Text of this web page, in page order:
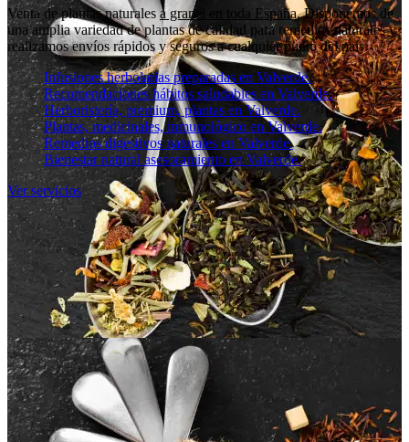
Venta de plantas naturalesa granel en toda España. Disponemos de
una amplia variedad de plantas de calidad para remedios naturales y
realizamos envíos rápidos y seguros a cualquier punto del país.
Infusiones herbolarias preparadas en Valverde.
Recomendaciones hábitos saludables en Valverde.
Herboristería, premium, plantas en Valverde.
Plantas, medicinales, inmunológico en Valverde.
Remedios digestivos naturales en Valverde.
Bienestar natural asesoramiento en Valverde.
Ver servicios